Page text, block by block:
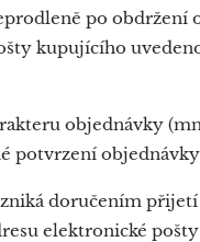
po
kupujícího
objednávky
potvrzení
doručením
elektronické